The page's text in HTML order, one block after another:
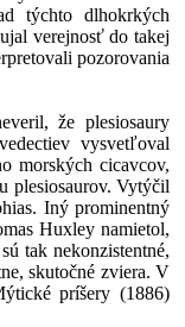
týchto dlhokrkých
verejnosť do takej
pozorovania
že plesiosaury
vysvetľoval
morských cicavcov,
plesiosaurov. Vytýčil
Iný prominentný
Huxley namietol,
tak nekonzistentné,
skutočné zviera. V
príšery (1886)